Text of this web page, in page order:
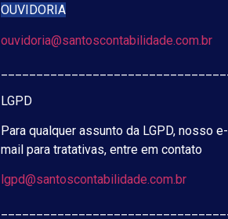
OUVIDORIA
ouvidoria@santoscontabilidade.com.br
LGPD
Para qualquer assunto da LGPD, nosso e-
mail para tratativas, entre em contato
lgpd@santoscontabilidade.com.br